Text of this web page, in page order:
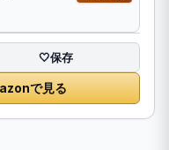
🤍保存
で見る